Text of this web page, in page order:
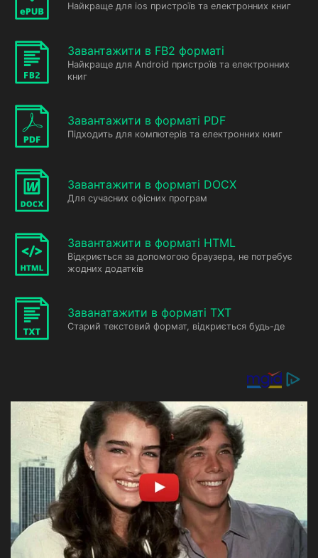
Найкраще для ios пристроїв та електронних книг
Завантажити в FB2 форматі
Найкраще для Android пристроїв та електронних
книг
Завантажити в форматі PDF
Підходить для компютерів та електронних книг
Завантажити в форматі DOCX
Для сучасних офісних програм
Завантажити в форматі HTML
Відкриється за допомогою браузера, не потребує
жодних додатків
Заванатажити в форматі TXT
Старий текстовий формат, відкриється будь-де